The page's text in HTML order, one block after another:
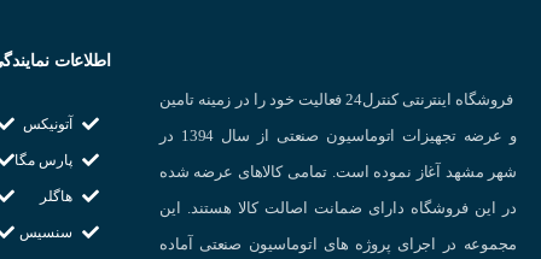
جنس بدنه به
کد محصول : KXM-902
خروجی : کنتاکت
نوع عملکرد :
فروشگاه اینترنتی کنترل24 فعالیت خود را در زمینه تامین
و عرضه تجهیزات اتوماسیون صنعتی از سال 1394 در
شهر مشهد آغاز نموده است. تمامی کالاهای عرضه شده
در این فروشگاه دارای ضمانت اصالت کالا هستند. این
مجموعه در اجرای پروژه های اتوماسیون صنعتی آماده
اطلاعات
آتونیکس
پارس مگا
هاگلر
سنسیس